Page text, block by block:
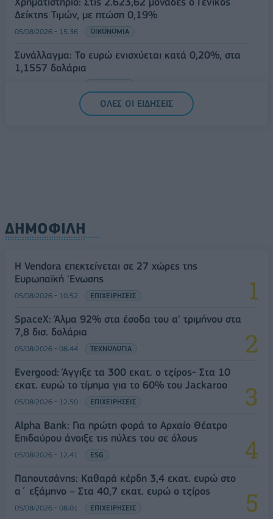
Δείκτης Τιμών, με πτώση 0,19%
05/08/2026 - 15:36 ΟΙΚΟΝΟΜΙΑ
Συνάλλαγμα: Το ευρώ ενισχύεται κατά 0,20%, στα
1,1557 δολάρια
ΟΛΕΣ ΟΙ ΕΙΔΗΣΕΙΣ
ΔΗΜΟΦΙΛΗ
Η Vendora επεκτείνεται σε 27 χώρες της
Ευρωπαϊκή 'Ενωσης
05/08/2026 - 10:52 ΕΠΙΧΕΙΡΗΣΕΙΣ
SpaceX: Άλμα 92% στα έσοδα του α' τριμήνου στα
7,8 δισ. δολάρια
05/08/2026 - 08:44 ΤΕΧΝΟΛΟΓΙΑ
Evergood: Άγγιξε τα 300 εκατ. ο τζίρος- Στα 10
εκατ. ευρώ το τίμημα για το 60% του Jackaroo
05/08/2026 - 12:50 ΕΠΙΧΕΙΡΗΣΕΙΣ
Alpha Bank: Για πρώτη φορά το Αρχαίο Θέατρο
Επιδαύρου άνοιξε τις πύλες του σε όλους
05/08/2026 - 12:41 ESG
Παπουτσάνης: Καθαρά κέρδη 3,4 εκατ. ευρώ στο
α΄ εξάμηνο – Στα 40,7 εκατ. ευρώ ο τζίρος
05/08/2026 - 08:01 ΕΠΙΧΕΙΡΗΣΕΙΣ